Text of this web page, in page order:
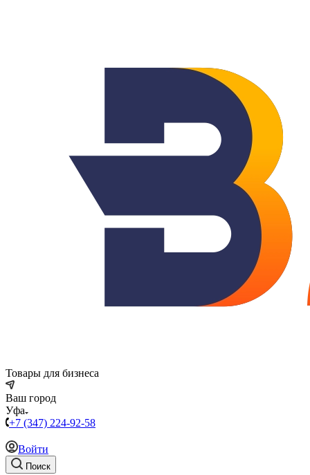
Товары для бизнеса
Ваш город
Уфа
+7 (347) 224-92-58
Войти
Поиск